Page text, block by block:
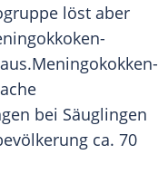
löst aber
aus.Meningokokken-
bei Säuglingen
ca. 70